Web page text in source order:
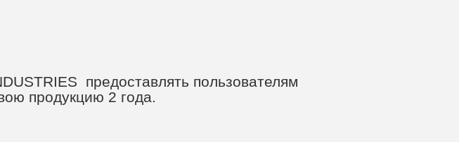
предоставлять пользователям
продукцию 2 года.